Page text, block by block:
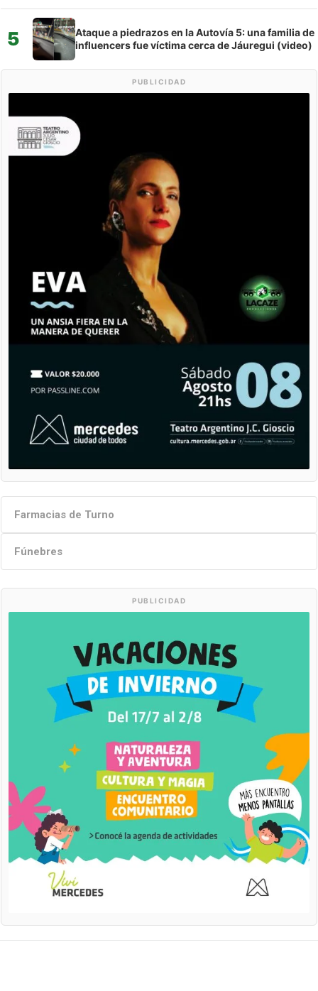
5
Ataque a piedrazos en la Autovía 5: una familia de
influencers fue víctima cerca de Jáuregui (video)
PUBLICIDAD
Farmacias de Turno
Fúnebres
PUBLICIDAD